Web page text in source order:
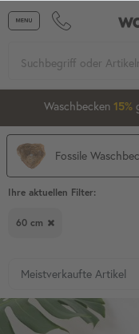
Waschbecken 15%
Fossile
Ihre aktuellen Filter:
60 cm